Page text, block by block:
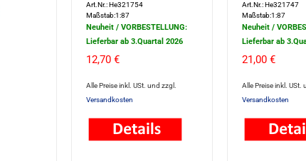
Art.Nr.: He321754
Maßstab:1:87
Neuheit / VORBESTELLUNG:
Lieferbar ab 3.Quartal 2026
12,70 €
Alle Preise inkl. USt. und zzgl.
Versandkosten
Art.Nr.: He321747
Maßstab:1:87
Neuheit /
Lieferbar ab
21,00 €
Alle Preise inkl. USt.
Versandkosten